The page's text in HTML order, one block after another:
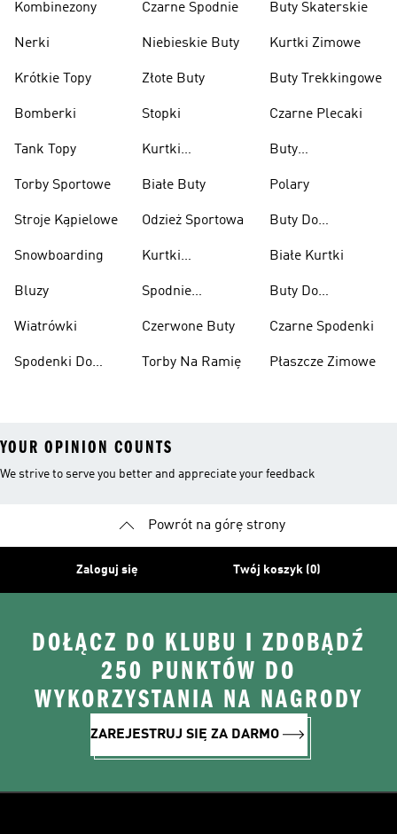
Kombinezony
Nerki
Krótkie Topy
Bomberki
Tank Topy
Torby Sportowe
Stroje Kąpielowe
Snowboarding
Bluzy
Wiatrówki
Spodenki Do
Czarne Spodnie
Niebieskie Buty
Złote Buty
Stopki
Kurtki
Białe Buty
Odzież Sportowa
Kurtki
Spodnie
Czerwone Buty
Torby Na Ramię
Buty Skaterskie
Kurtki Zimowe
Buty Trekkingowe
Czarne Plecaki
Buty
Polary
Buty Do
Ciężarów
Białe Kurtki
Buty Do
Czarne Spodenki
Płaszcze Zimowe
YOUR OPINION COUNTS
We strive to serve you better and appreciate your feedback
Powrót na górę strony
Zaloguj się Twój koszyk (0)
DOŁĄCZ DO KLUBU I ZDOBĄDŹ
250 PUNKTÓW DO
WYKORZYSTANIA NA NAGRODY
ZAREJESTRUJ SIĘ ZA DARMO